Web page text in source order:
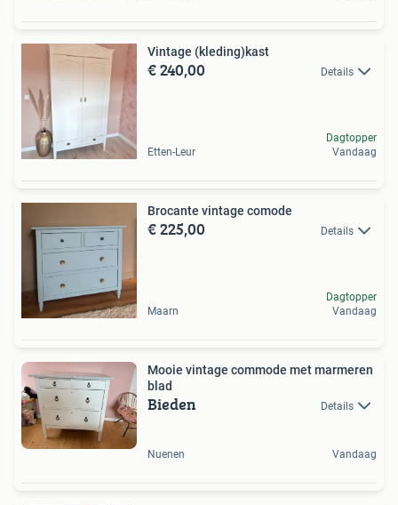
Vintage (kleding)kast
€ 240,00 Details
Etten-Leur
Dagtopper
Vandaag
Brocante vintage comode
€ 225,00 Details
Maarn
Dagtopper
Vandaag
Mooie vintage commode met marmeren
blad
Bieden Details
Nuenen Vandaag